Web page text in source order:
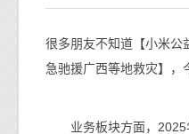
很多朋友不知道【小米公
急驰援广西等地救灾】，
业务板块方面，2025